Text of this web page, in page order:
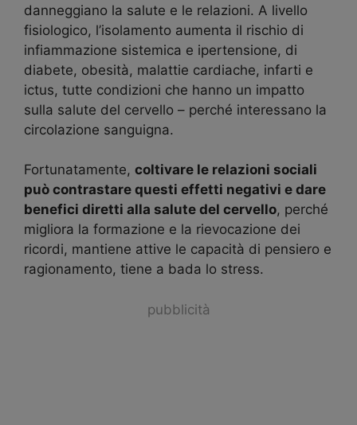
danneggiano la salute e le relazioni. A livello
fisiologico, l’isolamento aumenta il rischio di
infiammazione sistemica e ipertensione, di
diabete, obesità, malattie cardiache, infarti e
ictus, tutte condizioni che hanno un impatto
sulla salute del cervello – perché interessano la
circolazione sanguigna.
Fortunatamente, coltivare le relazioni sociali
può contrastare questi effetti negativi e dare
benefici diretti alla salute del cervello, perché
migliora la formazione e la rievocazione dei
ricordi, mantiene attive le capacità di pensiero e
ragionamento, tiene a bada lo stress.
pubblicità